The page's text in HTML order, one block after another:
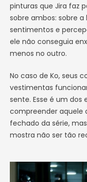
pinturas que Jira faz
sobre ambos: sobre
sentimentos e
ele não conseguia
menos no outro.
No caso de Ko, seus
vestimentas
sente. Esse é um
compreender aquele
fechado da série,
mostra não ser tão